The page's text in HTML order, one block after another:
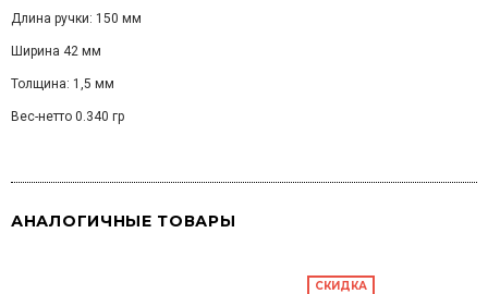
Длина ручки: 150 мм
Ширина 42 мм
Толщина: 1,5 мм
Вес-нетто 0.340 гр
АНАЛОГИЧНЫЕ ТОВАРЫ
СКИДКА